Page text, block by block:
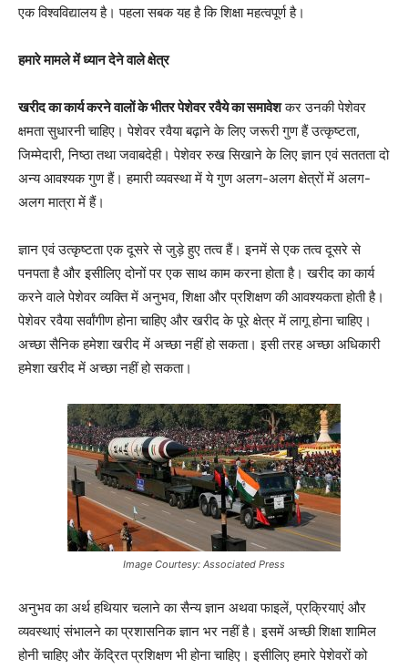
एक विश्वविद्यालय है। पहला सबक यह है कि शिक्षा महत्वपूर्ण है।
हमारे मामले में ध्यान देने वाले क्षेत्र
खरीद का कार्य करने वालों के भीतर पेशेवर रवैये का समावेशकर उनकी पेशेवर
क्षमता सुधारनी चाहिए। पेशेवर रवैया बढ़ाने के लिए जरूरी गुण हैं उत्कृष्टता,
जिम्मेदारी, निष्ठा तथा जवाबदेही। पेशेवर रुख सिखाने के लिए ज्ञान एवं सततता दो
अन्य आवश्यक गुण हैं। हमारी व्यवस्था में ये गुण अलग-अलग क्षेत्रों में अलग-
अलग मात्रा में हैं।
ज्ञान एवं उत्कृष्टता एक दूसरे से जुड़े हुए तत्व हैं। इनमें से एक तत्व दूसरे से
पनपता है और इसीलिए दोनों पर एक साथ काम करना होता है। खरीद का कार्य
करने वाले पेशेवर व्यक्ति में अनुभव, शिक्षा और प्रशिक्षण की आवश्यकता होती है।
पेशेवर रवैया सर्वांगीण होना चाहिए और खरीद के पूरे क्षेत्र में लागू होना चाहिए।
अच्छा सैनिक हमेशा खरीद में अच्छा नहीं हो सकता। इसी तरह अच्छा अधिकारी
हमेशा खरीद में अच्छा नहीं हो सकता।
Image Courtesy: Associated Press
अनुभव का अर्थ हथियार चलाने का सैन्य ज्ञान अथवा फाइलें, प्रक्रियाएं और
व्यवस्थाएं संभालने का प्रशासनिक ज्ञान भर नहीं है। इसमें अच्छी शिक्षा शामिल
होनी चाहिए और केंद्रित प्रशिक्षण भी होना चाहिए। इसीलिए हमारे पेशेवरों को